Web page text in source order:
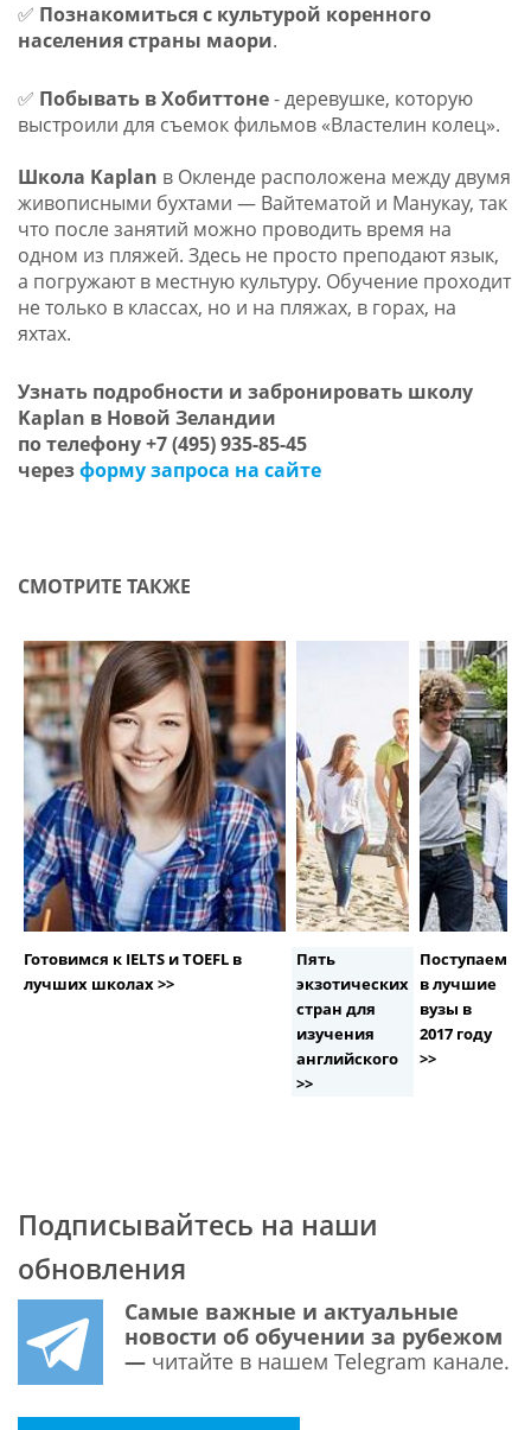
✅ Познакомиться с культурой коренного
населения страны маори.
✅ Побывать в Хобиттоне- деревушке, которую
выстроили для съемок фильмов «Властелин колец».
Школа Kaplan в Окленде расположена между двумя
живописными бухтами — Вайтематой и Манукау, так
что после занятий можно проводить время на
одном из пляжей. Здесь не просто преподают язык,
а погружают в местную культуру. Обучение проходит
не только в классах, но и на пляжах, в горах, на
яхтах.
Узнать подробности и забронировать школу
Kaplan в Новой Зеландии
по телефону+7 (495) 935-85-45
черезформу запроса на сайте
СМОТРИТЕ ТАКЖЕ
Готовимся к IELTS и TOEFL в
лучших школах >>
Пять
экзотических
стран для
изучения
английского
>>
Поступаем
в лучшие
вузы в
2017 году
>>
Подписывайтесь на наши
обновления
Самые важные и актуальные
новости об обучении за рубежом
— читайте в нашем Telegram канале.